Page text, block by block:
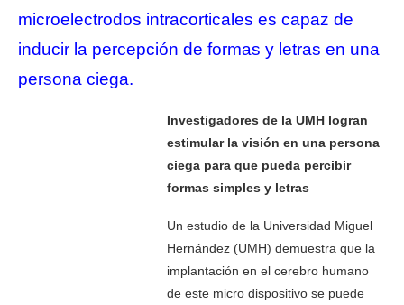
microelectrodos intracorticales es capaz de
inducir la percepción de formas y letras en una
persona ciega.
Investigadores de la UMH logran
estimular la visión en una persona
ciega para que pueda percibir
formas simples y letras
Un estudio de la Universidad Miguel
Hernández (UMH) demuestra que la
implantación en el cerebro humano
de este micro dispositivo se puede